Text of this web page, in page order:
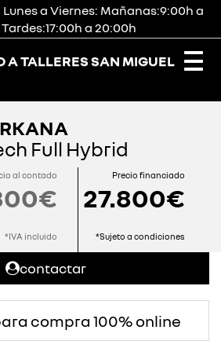
a Viernes: Mañanas:9:00h a
Tardes:17:00h a 20:00h
A TALLERES SAN MIGUEL
Full Hybrid
al contado
*IVA incluido
Precio financiado
27.800€
*Sujeto a condiciones
contactar
compra 100% online